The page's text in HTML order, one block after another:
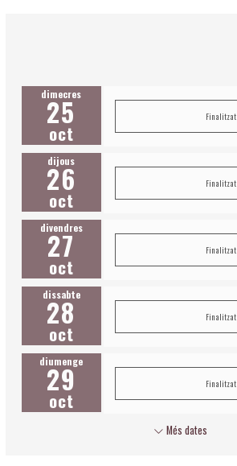
dimecres
25
oct
Finalitzat
dijous
26
oct
Finalitzat
divendres
27
oct
Finalitzat
dissabte
28
oct
Finalitzat
diumenge
29
oct
Finalitzat
Més dates